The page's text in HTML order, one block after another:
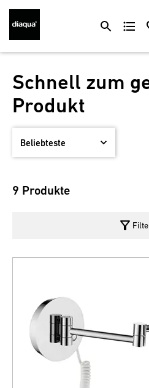
Schnell zum
Produkt
9 Produkte
filter_alt